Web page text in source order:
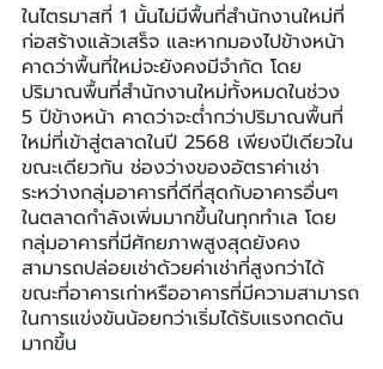
ในไตรมาสที่ 1 นั้นไม่มีพื้นที่สำนักงานใหม่ที่
ก่อสร้างแล้วเสร็จ และหากมองไปข้างหน้า
คาดว่าพื้นที่ใหม่จะยังคงมีจำกัด โดย
ปริมาณพื้นที่สำนักงานใหม่ทั้งหมดในช่วง
5 ปีข้างหน้า คาดว่าจะต่ำกว่าปริมาณพื้นที่
ใหม่ที่เข้าสู่ตลาดในปี 2568 เพียงปีเดียวใน
ขณะเดียวกัน ช่องว่างของอัตราค่าเช่า
ระหว่างกลุ่มอาคารที่ดีที่สุดกับอาคารอื่นๆ
ในตลาดกำลังเพิ่มมากขึ้นในทุกทำเล โดย
กลุ่มอาคารที่มีศักยภาพสูงสุดยังคง
สามารถปล่อยเช่าด้วยค่าเช่าที่สูงกว่าได้
ขณะที่อาคารเก่าหรืออาคารที่มีความสามารถ
ในการแข่งขันน้อยกว่าเริ่มได้รับแรงกดดัน
มากขึ้น